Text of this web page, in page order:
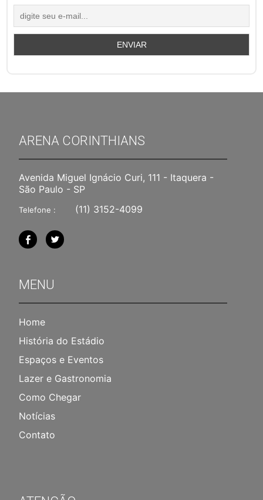
ARENA CORINTHIANS
Avenida Miguel Ignácio Curi, 111 - Itaquera -
São Paulo - SP
Telefone : (11) 3152-4099
MENU
Home
História do Estádio
Espaços e Eventos
Lazer e Gastronomia
Como Chegar
Notícias
Contato